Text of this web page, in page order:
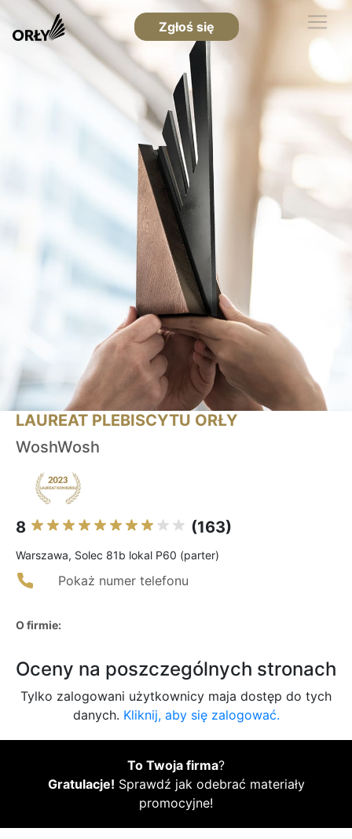
Zgłoś się
LAUREAT PLEBISCYTU ORŁY
WoshWosh
8 (163)
Warszawa, Solec 81b lokal P60 (parter)
Pokaż numer telefonu
O firmie:
Oceny na poszczególnych stronach
Tylko zalogowani użytkownicy maja dostęp do tych
danych. Kliknij, aby się zalogować.
To Twoja firma?
Gratulacje! Sprawdź jak odebrać materiały
promocyjne!